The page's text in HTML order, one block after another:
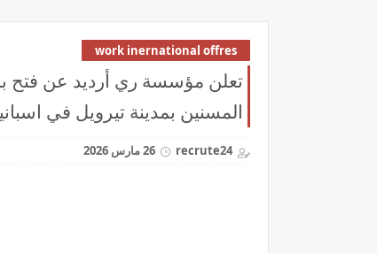
work inernational offres
تعلن مؤسسة ري أرديد عن فتح
المسنين بمدينة تيرويل في اسبانيا آخر أجل
recrute24 26 مارس 2026